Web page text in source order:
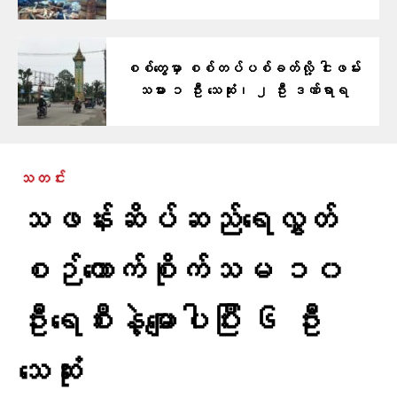
စစ်တွေမှာ စစ်တပ်ပစ်ခတ်လို့ ငါးဖမ်း
သမား ၁ ဦး သေဆုံး၊ ၂ ဦး ဒဏ်ရာရ
သတင်း
သဖန်းဆိပ်ဆည်ရေလွှတ်
စဉ်ကောက်စိုက်သမ ၁၀
ဦးရေစီးနဲ့မျောပါပြီး ၆ ဦး
သေဆုံး